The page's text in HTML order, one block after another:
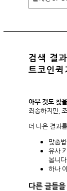
검색 결
트코인퀵
아무 것도 찾
죄송하지만,
더 나은 결과
맞춤
유사
봅니다.
하나
다른 글들